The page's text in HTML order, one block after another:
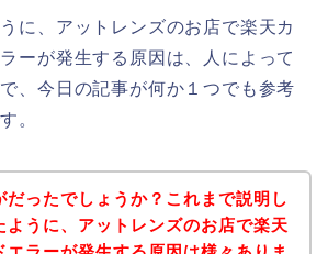
に、アットレンズのお店で楽天カ
ーが発生する原因は、人によって
、今日の記事が何か１つでも参考
。
だったでしょうか？これまで説明し
ように、アットレンズのお店で楽天